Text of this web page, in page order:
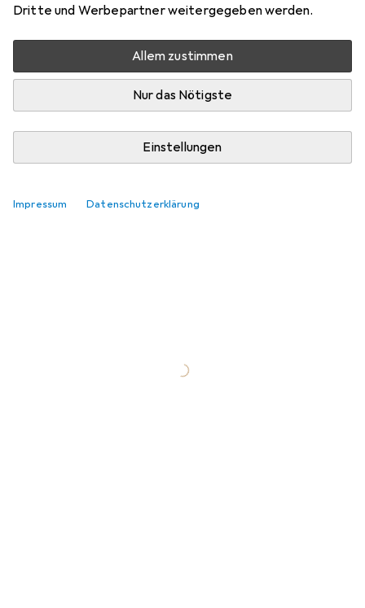
Dritte und Werbepartner weitergegeben werden.
Allem zustimmen
Nur das Nötigste
Einstellungen
Impressum Datenschutzerklärung